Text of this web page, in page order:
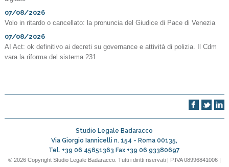
07/08/2026
Volo in ritardo o cancellato: la pronuncia del Giudice di Pace di Venezia
07/08/2026
AI Act: ok definitivo ai decreti su governance e attività di polizia. Il Cdm
vara la riforma del sistema 231
Studio Legale Badaracco
Via Giorgio Iannicelli n. 154 -Roma 00135,
Tel. +39 06 45651363 Fax +39 06 93380697
© 2026 Copyright Studio Legale Badaracco. Tutti i diritti riservati | P.IVA 08996841006 |